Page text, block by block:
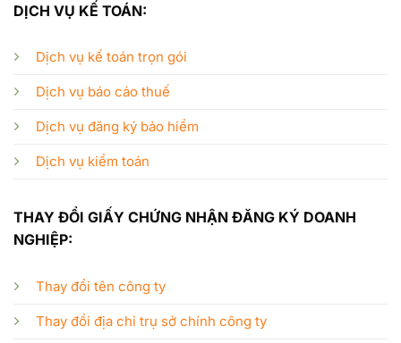
DỊCH VỤ KẾ TOÁN:
Dịch vụ kế toán trọn gói
Dịch vụ báo cáo thuế
Dịch vụ đăng ký bảo hiểm
Dịch vụ kiểm toán
THAY ĐỔI GIẤY CHỨNG NHẬN ĐĂNG KÝ DOANH
NGHIỆP:
Thay đổi tên công ty
Thay đổi địa chỉ trụ sở chính công ty